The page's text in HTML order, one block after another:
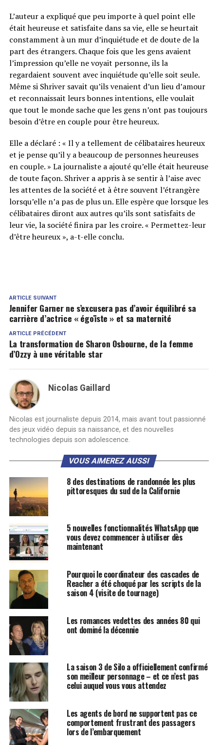
L’auteur a expliqué que peu importe à quel point elle
était heureuse et satisfaite dans sa vie, elle se heurtait
constamment à un mur d’inquiétude et de doute de la
part des étrangers. Chaque fois que les gens avaient
l’impression qu’elle ne voyait personne, ils la
regardaient souvent avec inquiétude qu’elle soit seule.
Même si Shriver savait qu’ils venaient d’un lieu d’amour
et reconnaissait leurs bonnes intentions, elle voulait
que tout le monde sache que les gens n’ont pas toujours
besoin d’être en couple pour être heureux.
Elle a déclaré : « Il y a tellement de célibataires heureux
et je pense qu’il y a beaucoup de personnes heureuses
en couple. » La journaliste a ajouté qu’elle était heureuse
de toute façon. Shriver a appris à se sentir à l’aise avec
les attentes de la société et à être souvent l’étrangère
lorsqu’elle n’a pas de plus un. Elle espère que lorsque les
célibataires diront aux autres qu’ils sont satisfaits de
leur vie, la société finira par les croire. « Permettez-leur
d’être heureux », a-t-elle conclu.
ARTICLE SUIVANT
Jennifer Garner ne s’excusera pas d’avoir équilibré sa
carrière d’actrice « égoïste » et sa maternité
ARTICLE PRÉCÉDENT
La transformation de Sharon Osbourne, de la femme
d’Ozzy à une véritable star
Nicolas Gaillard
Nicolas est journaliste depuis 2014, mais avant tout passionné
des jeux vidéo depuis sa naissance, et des nouvelles
technologies depuis son adolescence.
VOUS AIMEREZ AUSSI
8 des destinations de randonnée les plus
pittoresques du sud de la Californie
5 nouvelles fonctionnalités WhatsApp que
vous devez commencer à utiliser dès
maintenant
Pourquoi le coordinateur des cascades de
Reacher a été choqué par les scripts de la
saison 4 (visite de tournage)
Les romances vedettes des années 80 qui
ont dominé la décennie
La saison 3 de Silo a officiellement confirmé
son meilleur personnage – et ce n’est pas
celui auquel vous vous attendez
Les agents de bord ne supportent pas ce
comportement frustrant des passagers
lors de l’embarquement